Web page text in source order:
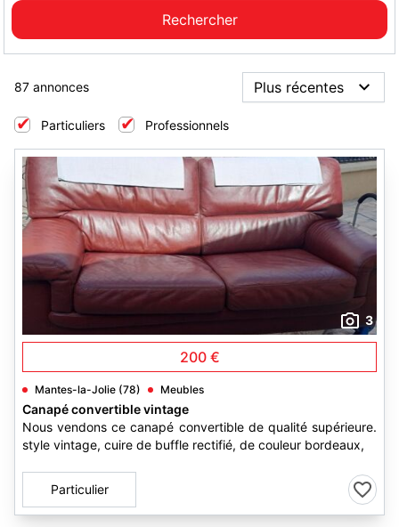
87 annonces
Particuliers Professionnels
3
200 €
Mantes-la-Jolie (78) Meubles
Canapé convertible vintage
Nous vendons ce canapé convertible de qualité supérieure.
style vintage, cuire de buffle rectifié, de couleur bordeaux,
Particulier